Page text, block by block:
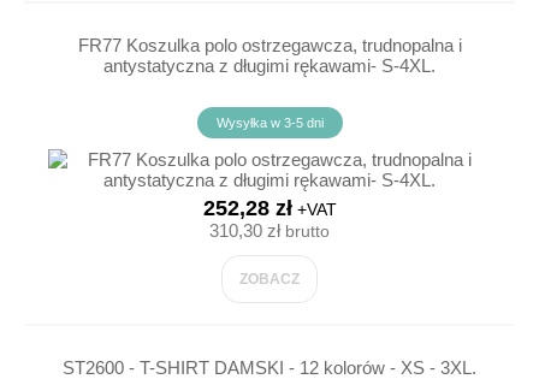
FR77 Koszulka polo ostrzegawcza, trudnopalna i
antystatyczna z długimi rękawami- S-4XL.
Wysyłka w 3-5 dni
252,28 zł+VAT
310,30 złbrutto
ZOBACZ
ST2600 - T-SHIRT DAMSKI - 12 kolorów - XS - 3XL.